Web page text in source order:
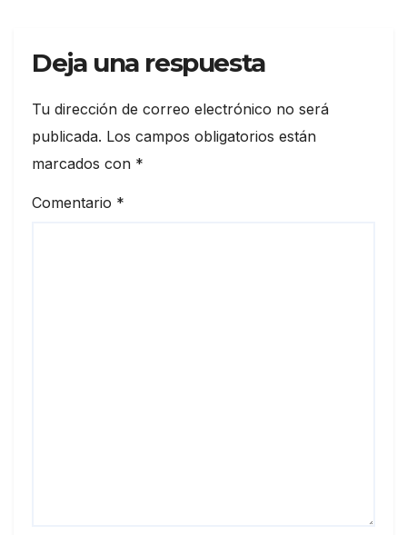
Deja una respuesta
Tu dirección de correo electrónico no será
publicada. Los campos obligatorios están
marcados con *
Comentario *